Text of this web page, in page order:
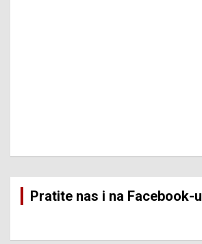
Pratite nas i na Facebook-u